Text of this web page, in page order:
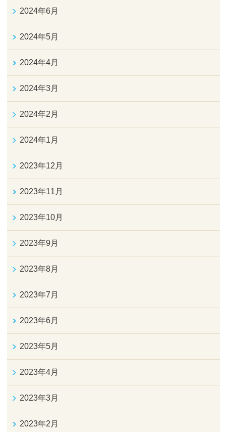
2024年6月
2024年5月
2024年4月
2024年3月
2024年2月
2024年1月
2023年12月
2023年11月
2023年10月
2023年9月
2023年8月
2023年7月
2023年6月
2023年5月
2023年4月
2023年3月
2023年2月